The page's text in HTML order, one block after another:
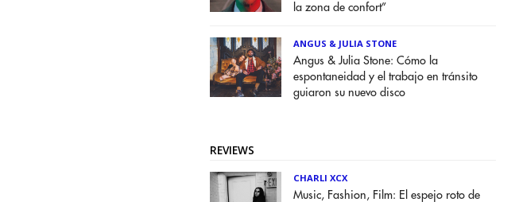
la zona de confort”
ANGUS & JULIA STONE
Angus & Julia Stone: Cómo la
espontaneidad y el trabajo en tránsito
guiaron su nuevo disco
REVIEWS
CHARLI XCX
Music, Fashion, Film: El espejo roto de